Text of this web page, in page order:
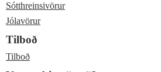
Sótthreinsivörur
Jólavörur
Tilboð
Tilboð